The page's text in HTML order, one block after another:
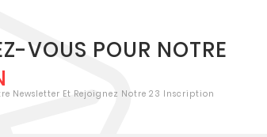
VOUS POUR NOTRE
Newsletter Et Rejoignez Notre 23 Inscription